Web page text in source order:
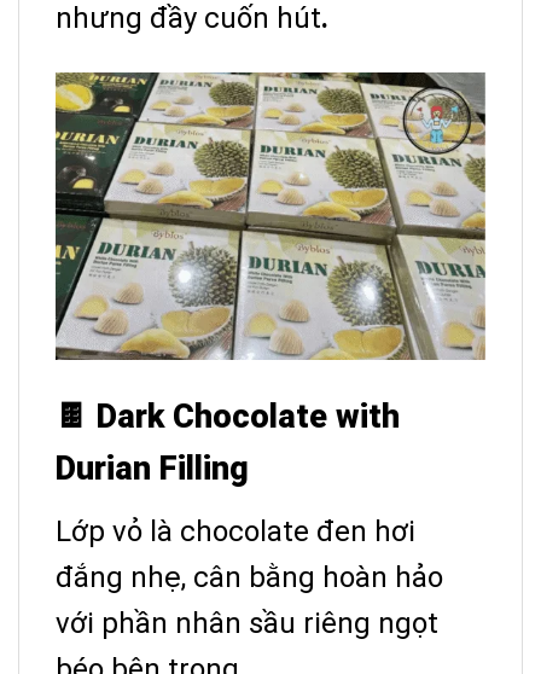
nhưng đầy cuốn hút.
🍫 Dark Chocolate with
Durian Filling
Lớp vỏ là chocolate đen hơi
đắng nhẹ, cân bằng hoàn hảo
với phần nhân sầu riêng ngọt